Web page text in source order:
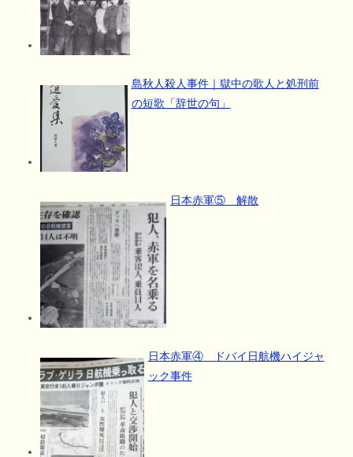
島秋人殺人事件｜獄中の歌人と処刑前
の短歌「辞世の句」
日本赤軍⑤ 解散
日本赤軍④ ドバイ日航機ハイジャ
ック事件